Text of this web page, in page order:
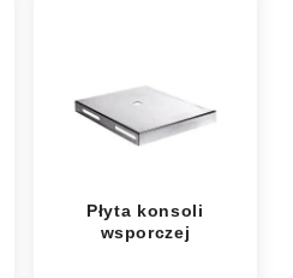
Płyta konsoli
wsporczej